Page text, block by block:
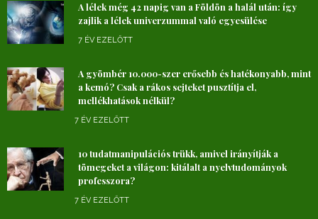
A lélek még 42 napig van a Földön a halál után: így
zajlik a lélek univerzummal való egyesülése
7 ÉV EZELŐTT
A gyömbér 10.000-szer erősebb és hatékonyabb, mint
a kemó? Csak a rákos sejteket pusztítja el,
mellékhatások nélkül?
7 ÉV EZELŐTT
10 tudatmanipulációs trükk, amivel irányítják a
tömegeket a világon: kitálalt a nyelvtudományok
professzora?
7 ÉV EZELŐTT